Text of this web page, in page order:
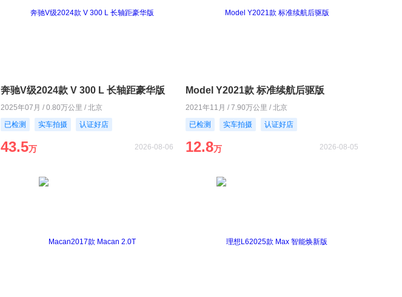
奔驰V级2024款 V 300 L 长轴距豪华版
2025年07月 / 0.80万公里 / 北京
已检测
实车拍摄 认证好店
43.5万 2026-08-06
Model Y2021款 标准续航后驱版
2021年11月 / 7.90万公里 / 北京
已检测
实车拍摄 认证好店
12.8万 2026-08-05